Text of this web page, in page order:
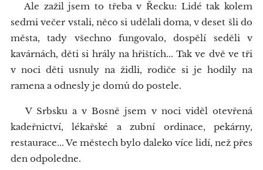
Ale zažil jsem to třeba v Řecku: Lidé tak kolem
sedmi večer vstali, něco si udělali doma, v deset šli do
města, tady všechno fungovalo, dospělí seděli v
kavárnách, děti si hrály na hřištích... Tak ve dvě ve tři
v noci děti usnuly na židli, rodiče si je hodily na
ramena a odnesly je domů do postele.
V Srbsku a v Bosně jsem v noci viděl otevřená
kadeřnictví, lékařské a zubní ordinace, pekárny,
restaurace... Ve městech bylo daleko více lidí, než přes
den odpoledne.